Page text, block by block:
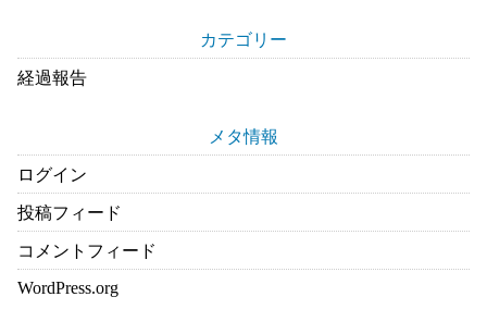
カテゴリー
経過報告
メタ情報
ログイン
投稿フィード
コメントフィード
WordPress.org